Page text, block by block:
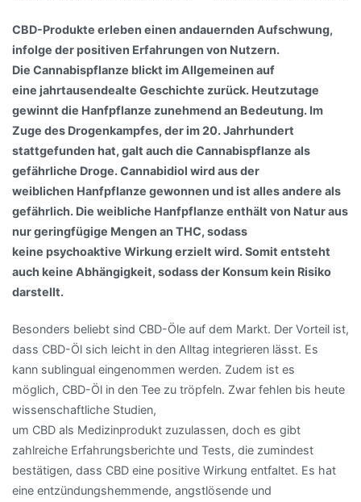
CBD-Produkte erleben einen andauernden Aufschwung,
infolge der positiven Erfahrungen von Nutzern.
Die Cannabispflanze blickt im Allgemeinen auf
eine jahrtausendealte Geschichte zurück. Heutzutage
gewinnt die Hanfpflanze zunehmend an Bedeutung. Im
Zuge des Drogenkampfes, der im 20. Jahrhundert
stattgefunden hat, galt auch die Cannabispflanze als
gefährliche Droge.Cannabidiol wird aus der
weiblichen Hanfpflanze gewonnen und ist alles andere als
gefährlich. Die weibliche Hanfpflanze enthält von Natur aus
nur geringfügige Mengen an THC, sodass
keine psychoaktive Wirkung erzielt wird. Somit entsteht
auch keine Abhängigkeit, sodass der Konsum kein Risiko
darstellt.
Besonders beliebt sind CBD-Öle auf dem Markt. Der Vorteil ist,
dass CBD-Öl sich leicht in den Alltag integrieren lässt. Es
kann sublingual eingenommen werden. Zudem ist es
möglich, CBD-Öl in den Tee zu tröpfeln. Zwar fehlen bis heute
wissenschaftliche Studien,
um CBD als Medizinprodukt zuzulassen, doch es gibt
zahlreiche Erfahrungsberichte und Tests, die zumindest
bestätigen, dass CBD eine positive Wirkung entfaltet. Es hat
eine entzündungshemmende, angstlösende und